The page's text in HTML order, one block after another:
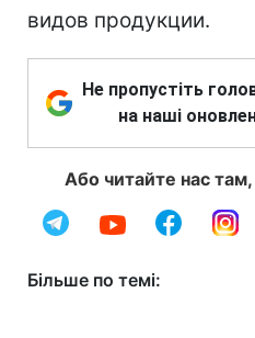
видов продукции.
Не пропустіть
на наші
Або читайте нас
Більше по темі: